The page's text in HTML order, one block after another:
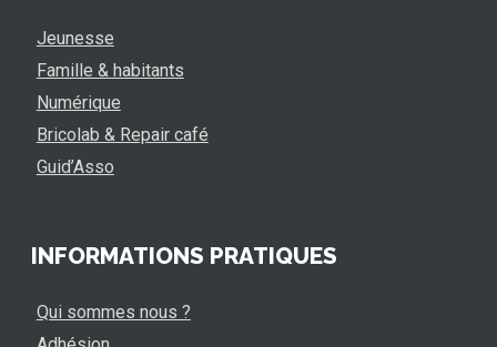
Jeunesse
Famille & habitants
Numérique
Bricolab & Repair café
Guid’Asso
INFORMATIONS PRATIQUES
Qui sommes nous ?